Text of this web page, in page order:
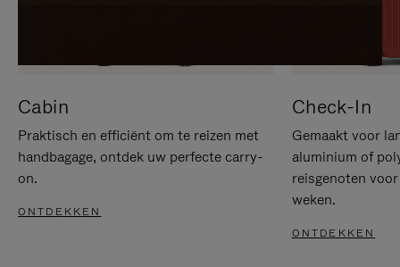
Cabin
Praktisch en efficiënt om te reizen met
handbagage, ontdek uw perfecte carry-
on.
ONTDEKKEN
Check-In
Gemaakt voor
aluminium of
reisgenoten
weken.
ONTDEKKEN